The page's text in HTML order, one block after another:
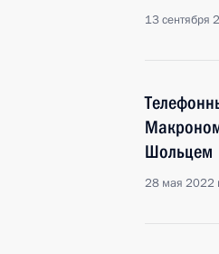
13 сентября
Шольцем
28 мая 2022